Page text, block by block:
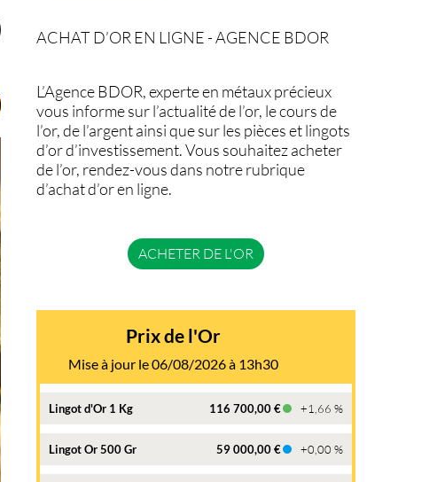
ACHAT D’OR EN LIGNE - AGENCE BDOR
L’Agence BDOR, experte en métaux précieux
vous informe sur l’actualité de l’or, le cours de
l’or, de l’argent ainsi que sur les pièces et lingots
d’or d’investissement. Vous souhaitez acheter
de l’or, rendez-vous dans notre rubrique
d’achat d’or en ligne.
ACHETER DE L'OR
Prix de l'Or
Mise à jour le 06/08/2026 à 13h30
Lingot d'Or 1 Kg 116 700,00 € +1,66 %
Lingot Or 500 Gr 59 000,00 € +0,00 %